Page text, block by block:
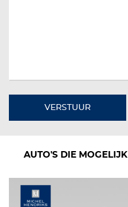
VERSTUUR
AUTO'S DIE